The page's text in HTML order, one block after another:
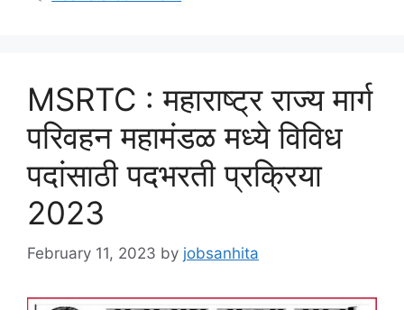
MSRTC : महाराष्ट्र राज्य मार्ग
परिवहन महामंडळ मध्ये विविध
पदांसाठी पदभरती प्रक्रिया
2023
February 11, 2023 by jobsanhita